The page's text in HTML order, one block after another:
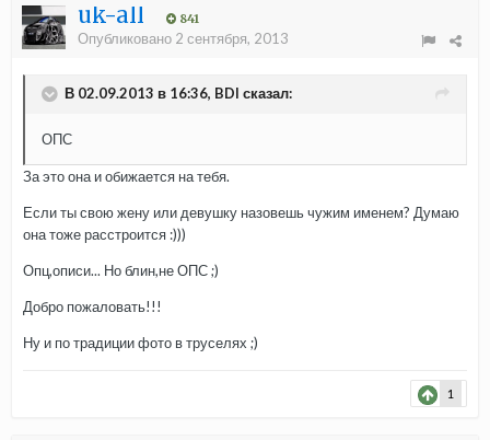
uk-all 841
Опубликовано 2 сентября, 2013
В 02.09.2013 в 16:36, BDI сказал:
ОПС
За это она и обижается на тебя.
Если ты свою жену или девушку назовешь чужим именем? Думаю
она тоже расстроится :)))
Опц,описи... Но блин,не ОПС ;)
Добро пожаловать!!!
Ну и по традиции фото в труселях ;)
1